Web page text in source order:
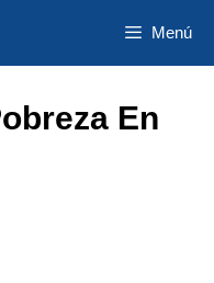
Menú
En